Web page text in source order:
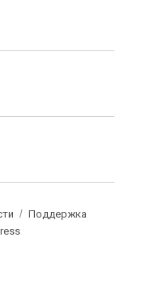
Поддержка